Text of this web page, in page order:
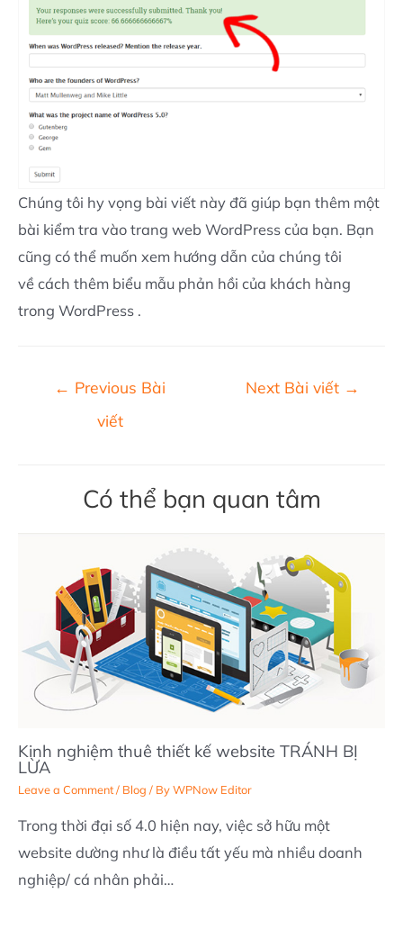
Chúng tôi hy vọng bài viết này đã giúp bạn thêm một
bài kiểm tra vào trang web WordPress của bạn. Bạn
cũng có thể muốn xem hướng dẫn của chúng tôi
về cách thêm biểu mẫu phản hồi của khách hàng
trong WordPress .
← Previous Bài
viết
Next Bài viết →
Có thể bạn quan tâm
Kinh nghiệm thuê thiết kế website TRÁNH BỊ
LỪA
Leave a Comment/ Blog / ByWPNow Editor
Trong thời đại số 4.0 hiện nay, việc sở hữu một
website dường như là điều tất yếu mà nhiều doanh
nghiệp/ cá nhân phải…